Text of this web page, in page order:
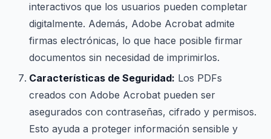
interactivos que los usuarios pueden completar
digitalmente. Además, Adobe Acrobat admite
firmas electrónicas, lo que hace posible firmar
documentos sin necesidad de imprimirlos.
Características de Seguridad: Los PDFs
creados con Adobe Acrobat pueden ser
asegurados con contraseñas, cifrado y permisos.
Esto ayuda a proteger información sensible y